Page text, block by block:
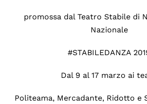
promossa dal Teatro Stabile di
Nazionale
#STABILEDANZA
Dal 9 al 17 marzo ai
Politeama, Mercadante, Ridotto e